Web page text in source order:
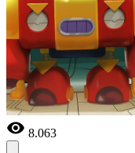
8.063